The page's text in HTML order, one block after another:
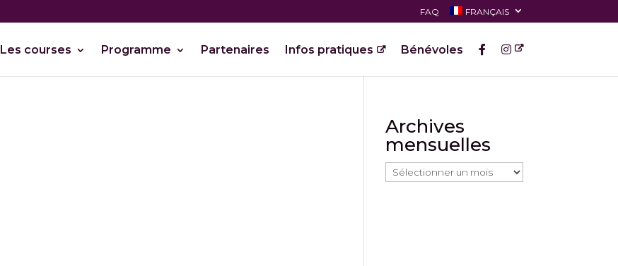
FAQ FRANÇAIS
Les courses Programme Partenaires Infos pratiques Bénévoles
Archives
mensuelles
Archives